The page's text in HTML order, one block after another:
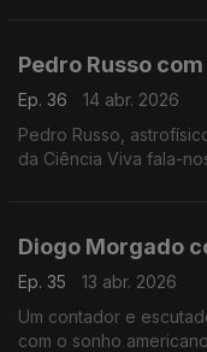
Pedro Russo
Ep. 36
14 abr. 2026
Pedro Russo,
da Ciência Viva fala-
Diogo Morgado
Ep. 35
13 abr. 2026
Um contador e
com o sonho